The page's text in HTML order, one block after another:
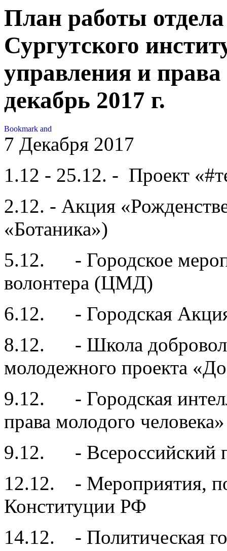
План работы
Сургутского
управления и
декабрь 2017 г.
7 Декабря 2017
1.12 - 25.12. - Проект
2.12. - Акция
«Ботаника»)
5.12. - Городское
волонтера (ЦМД)
6.12. - Городская
8.12. - Школа
молодежного проекта
9.12. - Городская
права молодого
9.12. - Всероссийский
12.12. - Мероприятия,
Конституции РФ
14.12. - Политическая